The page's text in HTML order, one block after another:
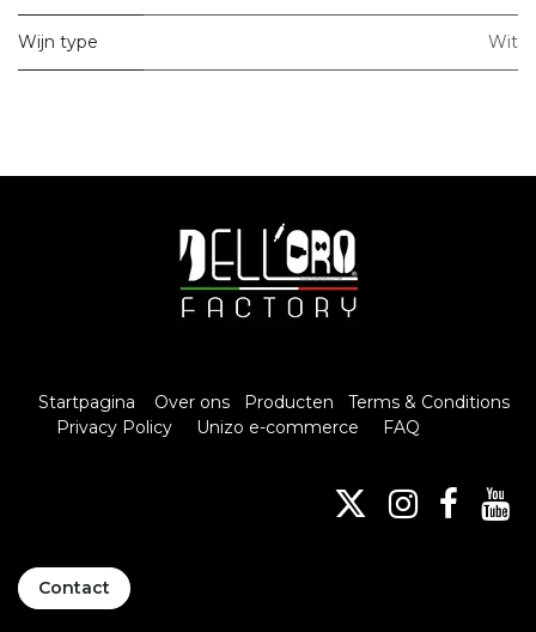
Wijn type Wit
Startpagina Over ons Producten
Terms & Conditions
Privacy Policy
Unizo e-commerce FAQ
Contact